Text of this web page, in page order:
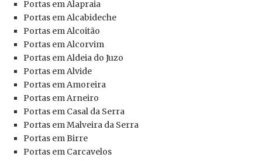
Portas em Alapraia
Portas em Alcabideche
Portas em Alcoitão
Portas em Alcorvim
Portas em Aldeia do Juzo
Portas em Alvide
Portas em Amoreira
Portas em Arneiro
Portas em Casal da Serra
Portas em Malveira da Serra
Portas em Birre
Portas em Carcavelos